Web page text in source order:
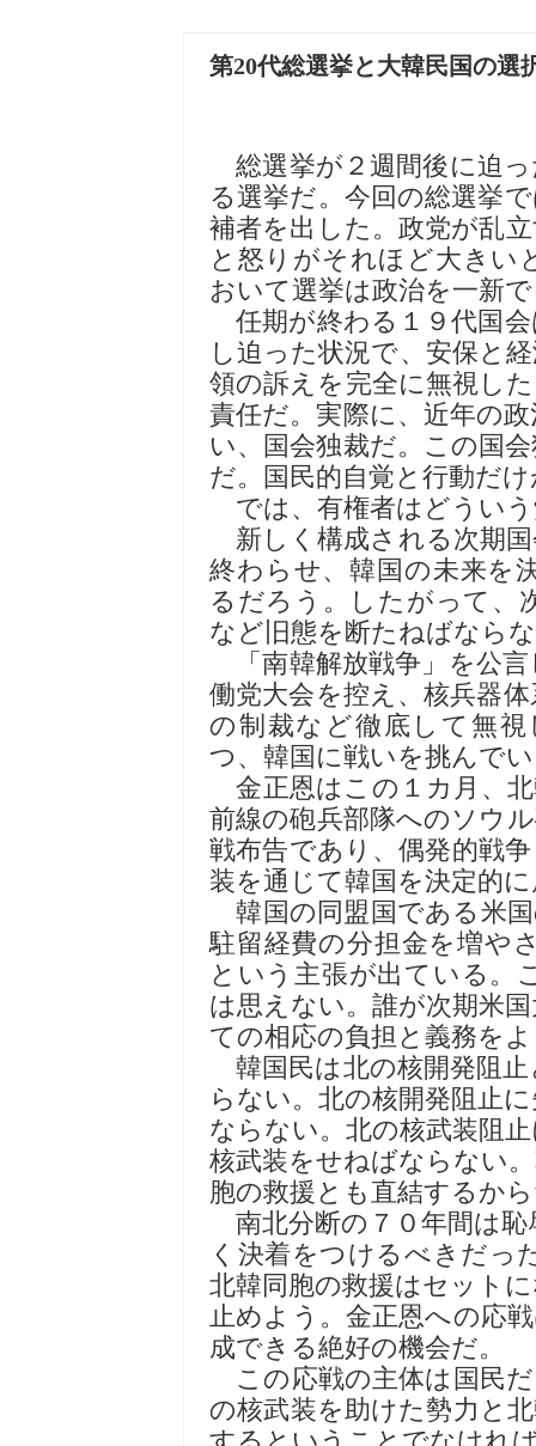
第20代総選挙と大韓民国の選
総選挙が２週間後に迫
る選挙だ。今回の総選挙
補者を出した。政党が乱
と怒りがそれほど大きい
おいて選挙は政治を一新
任期が終わる１９代国
し迫った状況で、安保と
領の訴えを完全に無視し
責任だ。実際に、近年の
い、国会独裁だ。この国
だ。国民的自覚と行動だ
では、有権者はどうい
新しく構成される次期
終わらせ、韓国の未来を
るだろう。したがって、
など旧態を断たねばなら
「南韓解放戦争」を公
働党大会を控え、核兵器
の制裁など徹底して無
つ、韓国に戦いを挑んで
金正恩はこの１カ月、
前線の砲兵部隊へのソウ
戦布告であり、偶発的戦
装を通じて韓国を決定的
韓国の同盟国である米
駐留経費の分担金を増や
という主張が出ている。
は思えない。誰が次期米
ての相応の負担と義務を
韓国民は北の核開発阻
らない。北の核開発阻止
ならない。北の核武装阻
核武装をせねばならない
胞の救援とも直結するか
南北分断の７０年間は
く決着をつけるべきだっ
北韓同胞の救援はセット
止めよう。金正恩への応
成できる絶好の機会だ。
この応戦の主体は国民
の核武装を助けた勢力と